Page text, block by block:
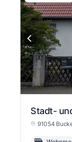
91054